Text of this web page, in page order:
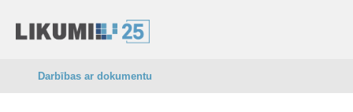
Darbības ar dokumentu